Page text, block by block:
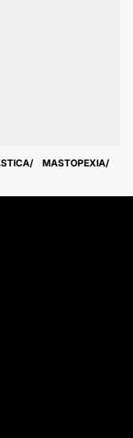
MASTOPEXIA